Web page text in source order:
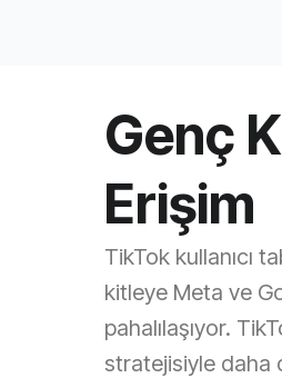
Genç
Erişim
TikTok kullanıcı
kitleye Meta ve
pahalılaşıyor.
stratejisiyle daha